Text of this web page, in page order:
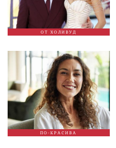
ОТ ХОЛИВУД
ПО-КРАСИВА